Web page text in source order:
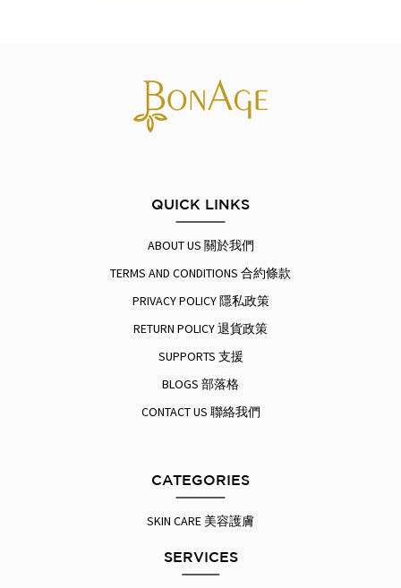
QUICK LINKS
ABOUT US 關於我們
TERMS AND CONDITIONS 合約條款
PRIVACY POLICY 隱私政策
RETURN POLICY 退貨政策
SUPPORTS 支援
BLOGS 部落格
CONTACT US 聯絡我們
CATEGORIES
SKIN CARE 美容護膚
SERVICES